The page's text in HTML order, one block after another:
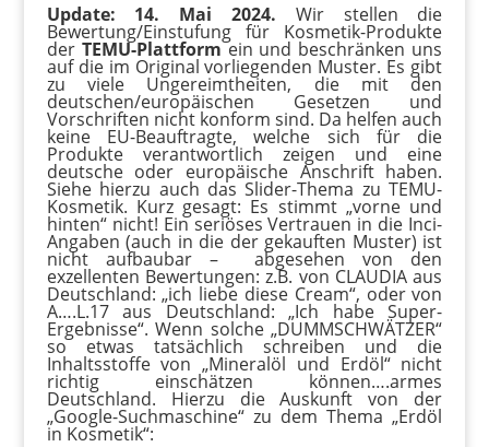
Update: 14. Mai 2024. Wir stellen die
Bewertung/Einstufung für Kosmetik-Produkte
der TEMU-Plattformein und beschränken uns
auf die im Original vorliegenden Muster. Es gibt
zu viele Ungereimtheiten, die mit den
deutschen/europäischen Gesetzen und
Vorschriften nicht konform sind. Da helfen auch
keine EU-Beauftragte, welche sich für die
Produkte verantwortlich zeigen und eine
deutsche oder europäische Anschrift haben.
Siehe hierzu auch das Slider-Thema zu TEMU-
Kosmetik. Kurz gesagt: Es stimmt „vorne und
hinten“ nicht! Ein seriöses Vertrauen in die Inci-
Angaben (auch in die der gekauften Muster) ist
nicht aufbaubar – abgesehen von den
exzellenten Bewertungen: z.B. von CLAUDIA aus
Deutschland: „ich liebe diese Cream“, oder von
A….L.17 aus Deutschland: „Ich habe Super-
Ergebnisse“. Wenn solche „DUMMSCHWÄTZER“
so etwas tatsächlich schreiben und die
Inhaltsstoffe von „Mineralöl und Erdöl“ nicht
richtig einschätzen können….armes
Deutschland. Hierzu die Auskunft von der
„Google-Suchmaschine“ zu dem Thema „Erdöl
in Kosmetik“: